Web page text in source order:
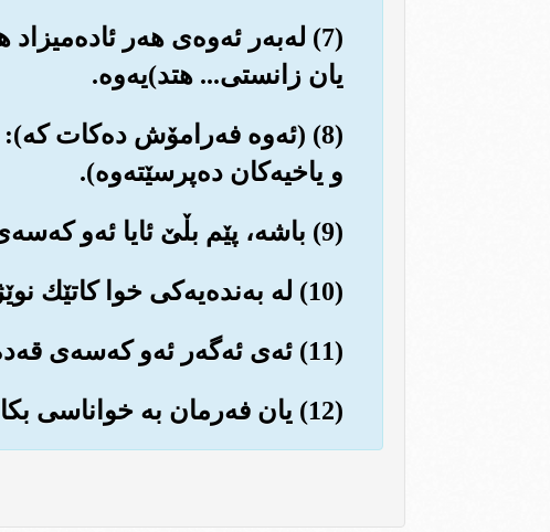
(7) له‌به‌ر ئه‌وه‌ی هه‌ر
یان زانستی... هتد)یه‌وه‌.
(8) (ئه‌وه فه‌رامۆش ده‌کات
و یاخیه‌کان ده‌پرسێته‌وه‌).
(9) باشه‌، پێم بڵێ ئایا ئه‌و که‌سه‌ی که فه‌رمان ده‌دات و ڕێگری ده‌کات؟!...
(10) له به‌نده‌یه‌کی خوا کاتێك نوێژ ده‌کات!!...
(11) ئه‌ی ئه‌گه‌ر ئه‌و که‌سه‌ی قه‌ده‌غه‌ی لێده‌کرێت له‌سه‌ر ڕێبازی هیدایه‌ت و چاکه بێت!!
(12) یان فه‌رمان به خواناسی بکات!!...